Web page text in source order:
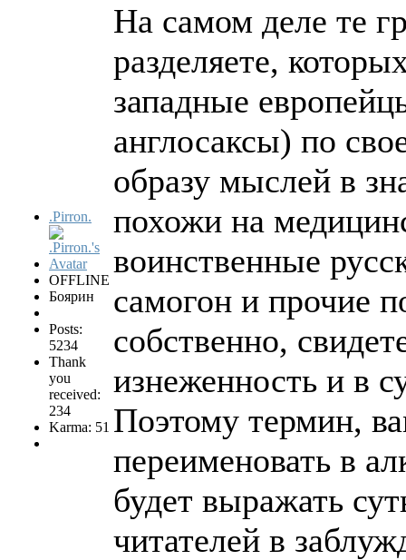
.Pirron.
OFFLINE
Боярин
Posts:
5234
Thank
you
received:
234
Karma: 51
На самом деле те
разделяете,
западные
англосаксы) по
образу мыслей в
похожи на
воинственные
самогон и прочие
собственно,
изнеженность и в
Поэтому термин,
переименовать в
будет выражать
читателей в